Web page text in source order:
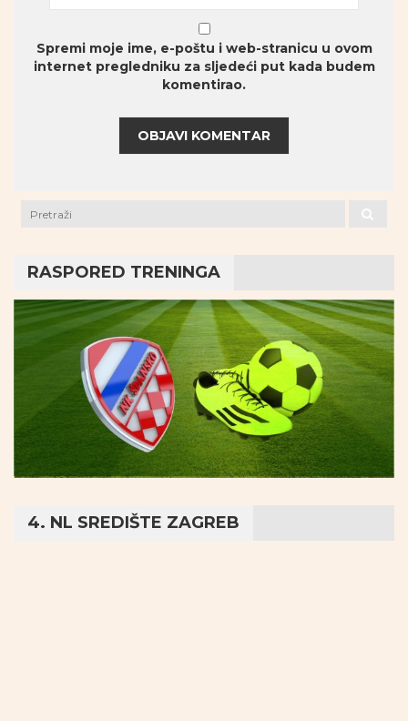
Spremi moje ime, e-poštu i web-stranicu u ovom
internet pregledniku za sljedeći put kada budem
komentirao.
RASPORED TRENINGA
4. NL SREDIŠTE ZAGREB